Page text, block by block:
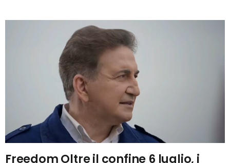
Freedom Oltre il confine 6 luglio, i